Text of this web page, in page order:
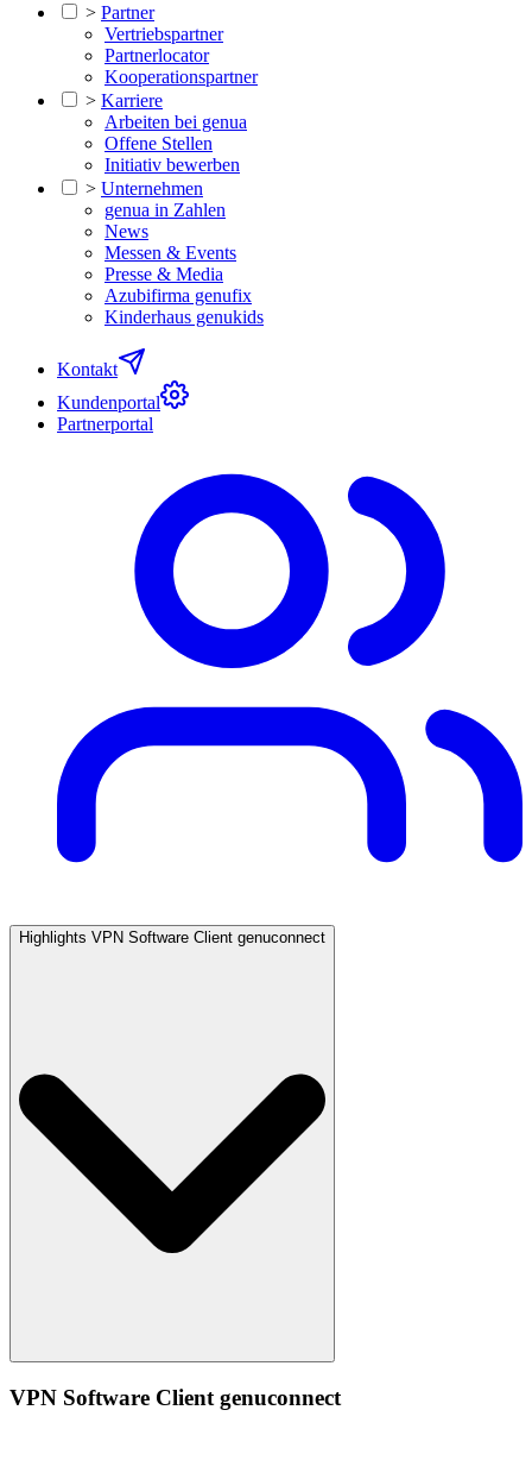
> Partner
Vertriebspartner
Partnerlocator
Kooperationspartner
> Karriere
Arbeiten bei genua
Offene Stellen
Initiativ bewerben
> Unternehmen
genua in Zahlen
News
Messen & Events
Presse & Media
Azubifirma genufix
Kinderhaus genukids
Kontakt
Kundenportal
Partnerportal
Highlights VPN Software Client genuconnect
VPN Software Client genuconnect